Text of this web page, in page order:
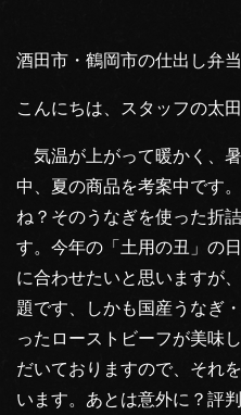
酒田市・鶴岡市の仕出し弁
こんにちは、スタッフの太田
気温が上がって暖かく、
中、夏の商品を考案中です
ね？そのうなぎを使った折
す。今年の「土用の丑」の
に合わせたいと思いますが
題です、しかも国産うなぎ
ったローストビーフが美味
だいておりますので、それ
います。あとは意外に？評